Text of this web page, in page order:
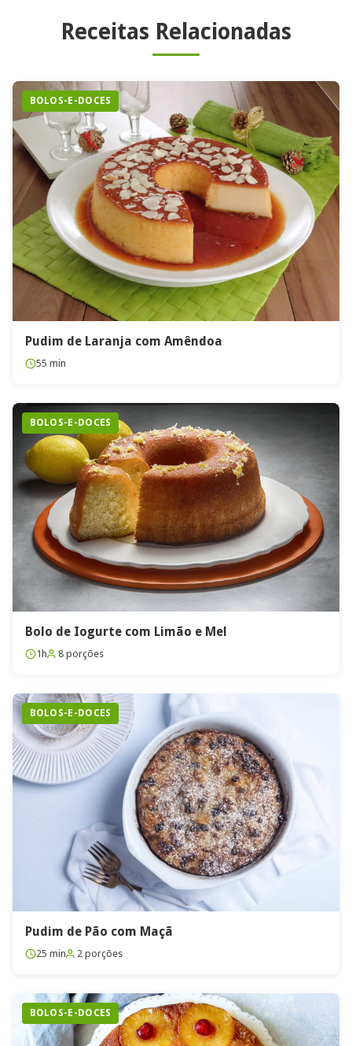
Receitas Relacionadas
BOLOS-E-DOCES
Pudim de Laranja com Amêndoa
55 min
BOLOS-E-DOCES
Bolo de Iogurte com Limão e Mel
1h 8 porções
BOLOS-E-DOCES
Pudim de Pão com Maçã
25 min 2 porções
BOLOS-E-DOCES